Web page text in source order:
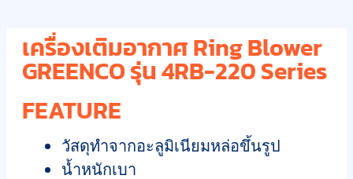
เครื่องเติมอากาศ Ring Blower
GREENCO รุ่น 4RB-220 Series
FEATURE
วัสดุทำจากอะลูมิเนียมหล่อขึ้นรูป
น้ำหนักเบา